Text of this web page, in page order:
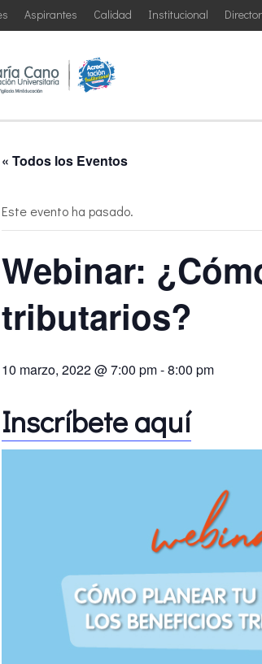
Institucional
Calidad
Aspirantes
« Todos los Eventos
Este evento ha pasado.
Webinar:
tributarios?
10 marzo, 2022 @ 7:00 pm-8:00 pm
Inscríbete aquí